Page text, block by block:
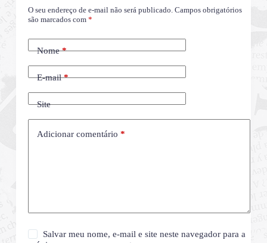
O seu endereço de e-mail não será publicado. Campos obrigatórios
são marcados com *
Nome*
E-mail*
Site
Adicionar comentário *
Salvar meu nome, e-mail e site neste navegador para a